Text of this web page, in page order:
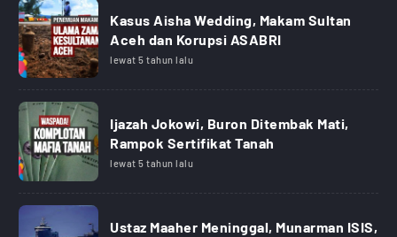
Kasus Aisha Wedding, Makam Sultan
Aceh dan Korupsi ASABRI
lewat 5 tahun lalu
Ijazah Jokowi, Buron Ditembak Mati,
Rampok Sertifikat Tanah
lewat 5 tahun lalu
Ustaz Maaher Meninggal, Munarman ISIS,